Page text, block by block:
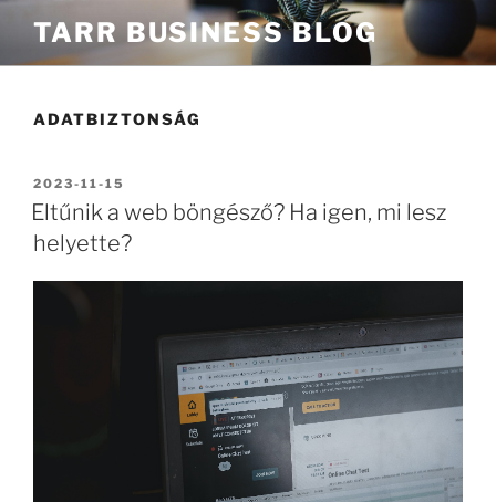
TARR BUSINESS BLOG
ADATBIZTONSÁG
BEKÜLDVE:
2023-11-15
Eltűnik a web böngésző? Ha igen, mi lesz
helyette?